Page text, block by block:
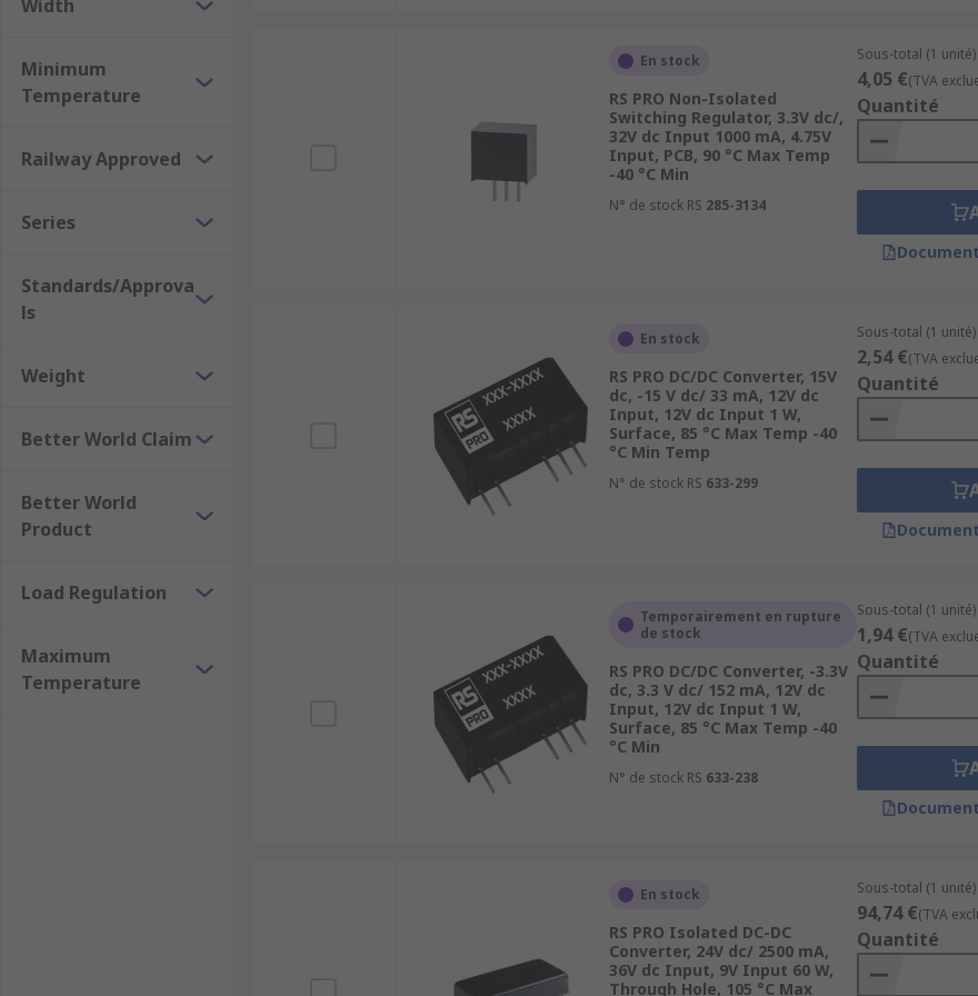
Width
Minimum
Temperature
Railway Approved
Series
Standards/Approva
ls
Weight
Better World Claim
Better World
Product
Load Regulation
Maximum
Temperature
En stock
RS PRO Non-Isolated
Switching Regulator, 3.3V dc/,
32V dc Input 1000 mA, 4.75V
Input, PCB, 90 °C Max Temp
-40 °C Min
N° de stock RS 285-3134
Sous-total (1 unité)
4,05 €(TVA
Quantité
En stock
RS PRO DC/DC Converter, 15V
dc, -15 V dc/ 33 mA, 12V dc
Input, 12V dc Input 1 W,
Surface, 85 °C Max Temp -40
°C Min Temp
N° de stock RS 633-299
Sous-total (1 unité)
2,54 €(TVA
Quantité
Temporairement en rupture
de stock
RS PRO DC/DC Converter, -3.3V
dc, 3.3 V dc/ 152 mA, 12V dc
Input, 12V dc Input 1 W,
Surface, 85 °C Max Temp -40
°C Min
N° de stock RS 633-238
Sous-total (1 unité)
1,94 €(TVA
Quantité
En stock
RS PRO Isolated DC-DC
Converter, 24V dc/ 2500 mA,
36V dc Input, 9V Input 60 W,
Through Hole, 105 °C Max
Sous-total (1 unité)
94,74 €(TVA
Quantité